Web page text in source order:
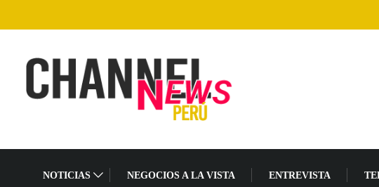
NOTICIAS NEGOCIOS A LA VISTA ENTREVISTA